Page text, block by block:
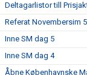
Deltagarlistor till
Referat Novembersim
Inne SM dag 5
Inne SM dag 4
Åbne Københavnske